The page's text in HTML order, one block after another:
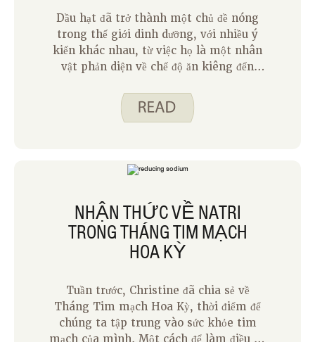
Dầu hạt đã trở thành một chủ đề nóng
trong thế giới dinh dưỡng, với nhiều ý
kiến khác nhau, từ việc họ là một nhân
vật phản diện về chế độ ăn kiêng đến
vào dầu hạt là gì, tác dụng sức khỏe của
chúng và cách đưa ra lựa chọn sáng suốt
NHẬN THỨC VỀ NATRI
TRONG THÁNG TIM MẠCH
HOA KỲ
Tuần trước, Christine đã chia sẻ về
Tháng Tim mạch Hoa Kỳ, thời điểm để
chúng ta tập trung vào sức khỏe tim